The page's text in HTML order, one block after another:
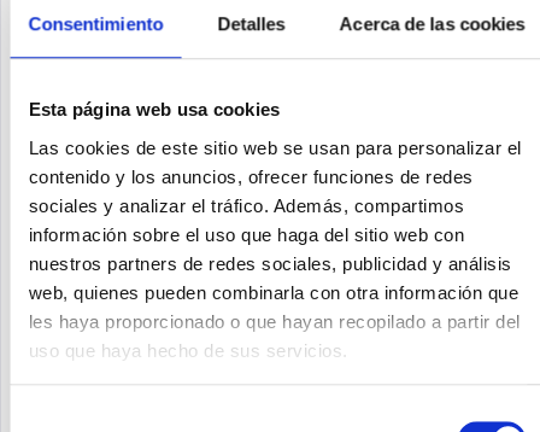
Consentimiento Detalles Acerca de las cookies
Esta página web usa cookies
Las cookies de este sitio web se usan para personalizar el
contenido y los anuncios, ofrecer funciones de redes
sociales y analizar el tráfico. Además, compartimos
información sobre el uso que haga del sitio web con
nuestros partners de redes sociales, publicidad y análisis
web, quienes pueden combinarla con otra información que
les haya proporcionado o que hayan recopilado a partir del
uso que haya hecho de sus servicios.
Estado del artículo
nuevo reacondicionado
Añadir a la cesta de la compra
SOLICITE UN PRECIO
Recordar Solicitud de oferta de articulo
Fabricante No: 816965-B21